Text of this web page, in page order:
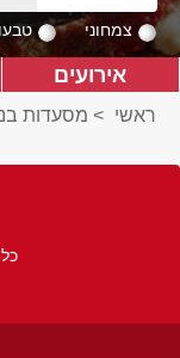
צמחוני
אירועים
ראשי > מסעדות